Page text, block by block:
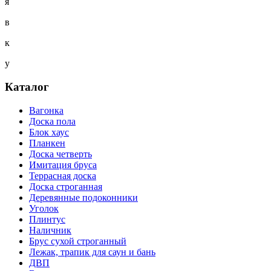
в
к
у
Каталог
Вагонка
Доска пола
Блок хаус
Планкен
Доска четверть
Имитация бруса
Террасная доска
Доска строганная
Деревянные подоконники
Уголок
Плинтус
Наличник
Брус сухой строганный
Лежак, трапик для саун и бань
ДВП